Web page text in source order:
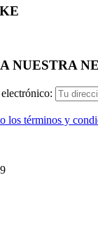
NUESTRA
los términos y